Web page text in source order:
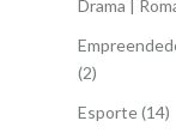
Drama |
(2)
Esporte(14)